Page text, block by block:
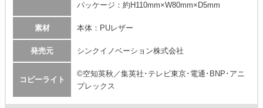
パッケージ：約H110mm×W80mm×D5mm
素材 本体：PUレザー
発売元 シンクイノベーション株式会社
コピーライト
©空知英秋／集英社･テレビ東京･電通･BNP･アニ
プレックス